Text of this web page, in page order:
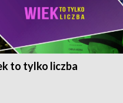
to tylko liczba